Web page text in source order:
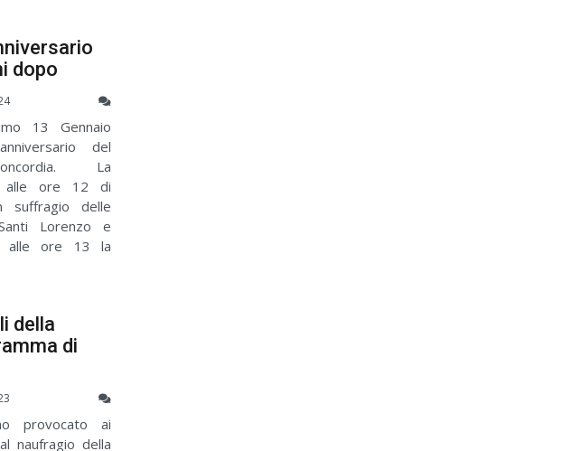
dopo
13 Gennaio
del
La
alle ore 12 di
suffragio delle
Lorenzo e
alle ore 13 la
della
di
provocato ai
naufragio della